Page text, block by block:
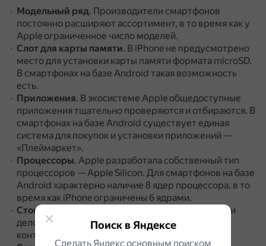
Модельный ряд. Производители смартфонов
постоянно расширяют ассортимент, в то время как у
Apple ограниченное число моделей.
Слот для карты памяти. В iPhone не предусмотрено
место для установки карты памяти формата microSD.
В смартфонах на базе Android такая возможность
есть.
Приложения. В экосистеме Apple общедоступные
приложения тщательно проверяются и отбираются. В
смартфонах на базе Android существует единая
система для покупок и установки приложений —
«Плеймаркет».
Процессоры. Apple разработала собственный тип
процессоров — Apple Silicon. Для смартфонов на базе
Android характерно наличие 8 ядер процессора, в то
время как iPhone ограничены 6 ядрами.
Стоимость
iPhone традиционно более дорогой, и
дело здесь не только в бренде, но и в подходе к
контролю качества.
Поиск в Яндексе
Сделать Яндекс основным поиском